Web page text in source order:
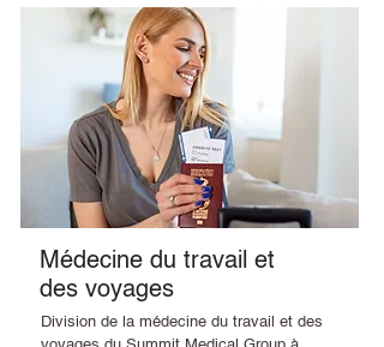
Médecine du travail et
des voyages
Division de la médecine du travail et des